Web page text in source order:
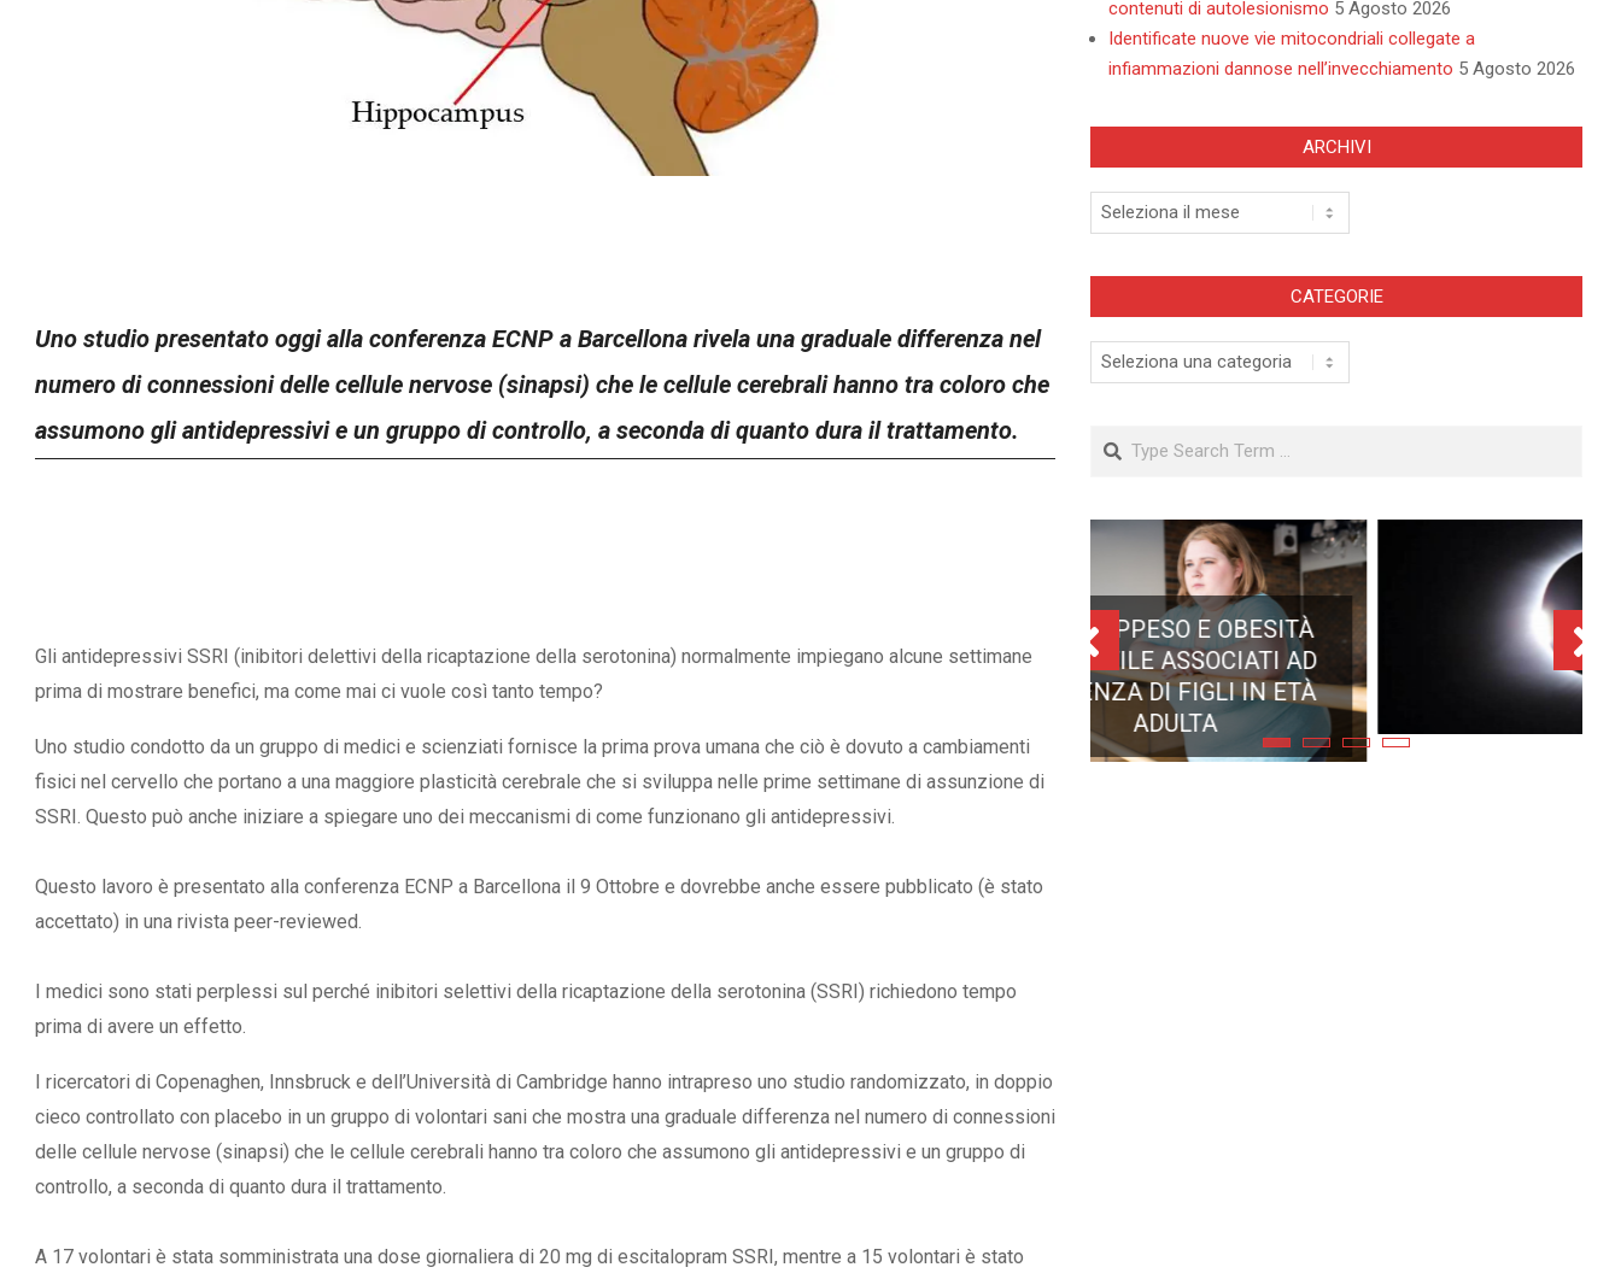
Uno studio presentato oggi alla conferenza ECNP a Barcellona rivela una graduale differenza nel
numero di connessioni delle cellule nervose (sinapsi) che le cellule cerebrali hanno tra coloro che
assumono gli antidepressivi e un gruppo di controllo, a seconda di quanto dura il trattamento.
Gli antidepressivi SSRI (inibitori delettivi della ricaptazione della serotonina) normalmente impiegano alcune settimane
prima di mostrare benefici, ma come mai ci vuole così tanto tempo?
Uno studio condotto da un gruppo di medici e scienziati fornisce la prima prova umana che ciò è dovuto a cambiamenti
fisici nel cervello che portano a una maggiore plasticità cerebrale che si sviluppa nelle prime settimane di assunzione di
SSRI. Questo può anche iniziare a spiegare uno dei meccanismi di come funzionano gli antidepressivi.
Questo lavoro è presentato alla conferenza ECNP a Barcellona il 9 Ottobre e dovrebbe anche essere pubblicato (è stato
accettato) in una rivista peer-reviewed.
I medici sono stati perplessi sul perché inibitori selettivi della ricaptazione della serotonina (SSRI) richiedono tempo
prima di avere un effetto.
I ricercatori di Copenaghen, Innsbruck e dell’Università di Cambridge hanno intrapreso uno studio randomizzato, in doppio
cieco controllato con placebo in un gruppo di volontari sani che mostra una graduale differenza nel numero di connessioni
delle cellule nervose (sinapsi) che le cellule cerebrali hanno tra coloro che assumono gli antidepressivi e un gruppo di
controllo, a seconda di quanto dura il trattamento.
A 17 volontari è stata somministrata una dose giornaliera di 20 mg di escitalopram SSRI, mentre a 15 volontari è stato
contenuti di autolesionismo 5 Agosto 2026
Identificate nuove vie mitocondriali collegate a
infiammazioni dannose nell’invecchiamento 5 Agosto 2026
ARCHIVI
Archivi
CATEGORIE
Categorie
Search
PERSONE IMMAGINANO
SOVRAPPESO E OBESITÀ
ADULTA
ECLISSE TOTALE DEL 12
AGOSTO 2026: DOVE SI
POTRÀ VEDERE